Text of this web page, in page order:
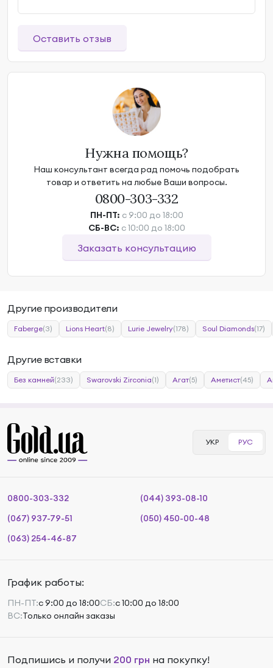
Оставить отзыв
Нужна помощь?
Наш консультант всегда рад помочь подобрать
товар и ответить на любые Ваши вопросы.
0800-303-332
ПН-ПТ: с 9:00 до 18:00
СБ-ВС: с 10:00 до 18:00
Заказать консультацию
Другие производители
Faberge(3) Lions Heart(8) Lurie Jewelry(178) Soul Diamonds(17)
Другие вставки
Без камней(233) Swarovski Zirconia(1) Агат(5) Аметист(45)
УКР РУС
0800-303-332
(044) 393-08-10
(067) 937-79-51
(050) 450-00-48
(063) 254-46-87
График работы:
ПН-ПТ:с 9:00 до 18:00СБ:с 10:00 до 18:00
ВС:Только онлайн заказы
Подпишись и получи 200 грн на покупку!